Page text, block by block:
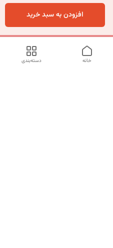
افزودن به سبد خرید
دسته‌بندی خانه